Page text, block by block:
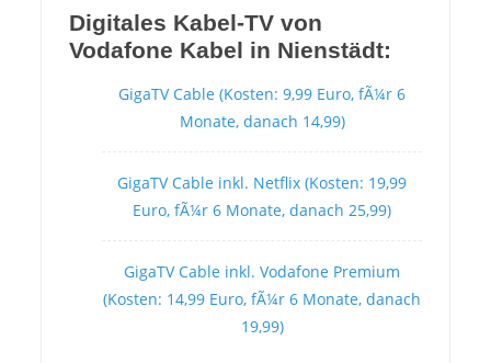
Digitales Kabel-TV von
Vodafone Kabel in Nienstädt:
GigaTV Cable (Kosten: 9,99 Euro, fÃ¼r 6
Monate, danach 14,99)
GigaTV Cable inkl. Netflix (Kosten: 19,99
Euro, fÃ¼r 6 Monate, danach 25,99)
GigaTV Cable inkl. Vodafone Premium
(Kosten: 14,99 Euro, fÃ¼r 6 Monate, danach
19,99)